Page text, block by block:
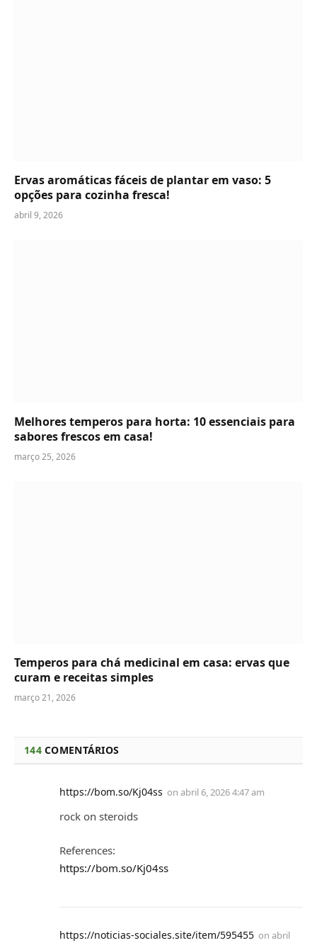
Ervas aromáticas fáceis de plantar em vaso: 5
opções para cozinha fresca!
abril 9, 2026
Melhores temperos para horta: 10 essenciais para
sabores frescos em casa!
março 25, 2026
Temperos para chá medicinal em casa: ervas que
curam e receitas simples
março 21, 2026
144COMENTÁRIOS
https://bom.so/Kj04ss on abril 6, 2026 4:47 am
rock on steroids
References:
https://bom.so/Kj04ss
https://noticias-sociales.site/item/595455 on abril